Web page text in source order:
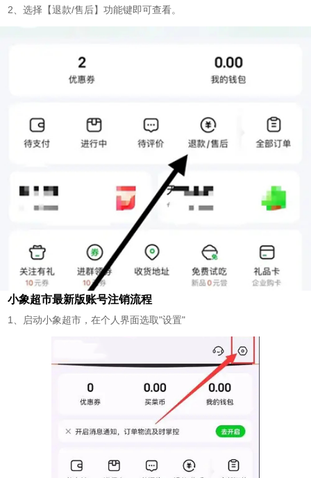
2、选择【退款/售后】功能键即可查看。
小象超市最新版账号注销流程
1、启动小象超市，在个人界面选取"设置"